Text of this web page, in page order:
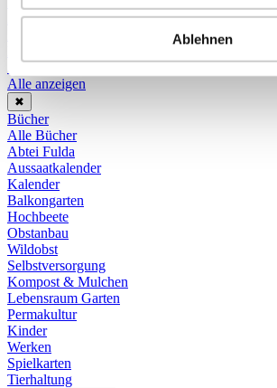
Ablehnen
Ambiente
Sonstiges
Alle anzeigen
✖
Bücher
Alle Bücher
Abtei Fulda
Aussaatkalender
Kalender
Balkongarten
Hochbeete
Obstanbau
Wildobst
Selbstversorgung
Kompost & Mulchen
Lebensraum Garten
Permakultur
Kinder
Werken
Spielkarten
Tierhaltung